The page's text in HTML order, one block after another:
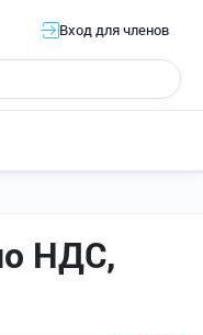
Вход для членов
НДС,